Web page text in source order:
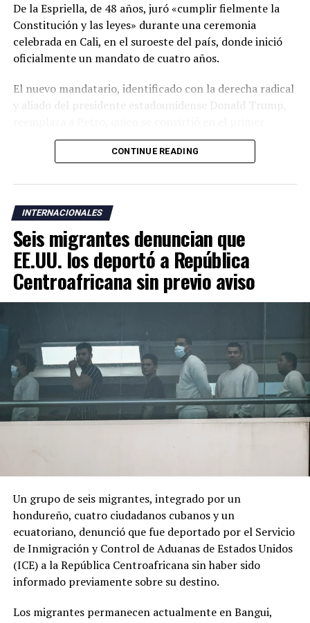
De la Espriella, de 48 años, juró «cumplir fielmente la
Constitución y las leyes» durante una ceremonia
celebrada en Cali, en el suroeste del país, donde inició
oficialmente un mandato de cuatro años.
El nuevo mandatario, identificado con la derecha radical
y aliado del presidente estadounidense Donald Trump,
presidente de izquierda de Colombia y ha cuestionado la
legitimidad de la elección de su sucesor al denunciar un
las autoridades.
La ceremonia de investidura se realizó en Cali, una
ciudad cercana a zonas donde operan grupos armados
responsables de una escalada de violencia que ha
golpeado al país durante los últimos años. De la
Espriella también rompió con la tradición de celebrar la
toma de posesión en Bogotá y optó por una ceremonia
El cambio de Gobierno genera expectativas y
preocupación entre sectores de la población debido al
discurso de seguridad del nuevo presidente.
«Por los anuncios que ha hecho se nota que va a ser
como de una mano fuerte, ojalá que no vaya a haber una
nueva violencia», declaró a AFP Óscar Obando, un
trabajador de 67 años que se dedica a redactar
documentos en las calles de Cali utilizando una máquina
de escribir.
CONTINUE READING
INTERNACIONALES
Seis migrantes denuncian que
EE.UU. los deportó a República
Centroafricana sin previo aviso
Un grupo de seis migrantes, integrado por un
hondureño, cuatro ciudadanos cubanos y un
ecuatoriano, denunció que fue deportado por el Servicio
de Inmigración y Control de Aduanas de Estados Unidos
(ICE) a la República Centroafricana sin haber sido
informado previamente sobre su destino.
Los migrantes permanecen actualmente en Bangui,